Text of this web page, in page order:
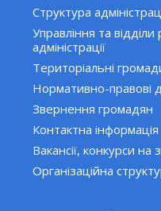
Структура
Управління та
адміністрації
Територіальні
Нормативно-правові
Звернення громадян
Контактна інформація
Вакансії, конкурси
Організаційна